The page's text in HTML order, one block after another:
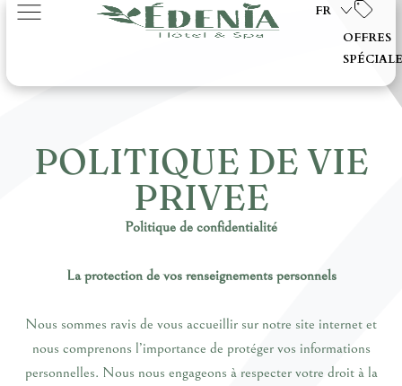
FR
OFFRES
POLITIQUE DE VIE
PRIVEE
Politique de confidentialité
La protection de vos renseignements personnels
Nous sommes ravis de vous accueillir sur notre site internet et
nous comprenons l’importance de protéger vos informations
personnelles. Nous nous engageons à respecter votre droit à la